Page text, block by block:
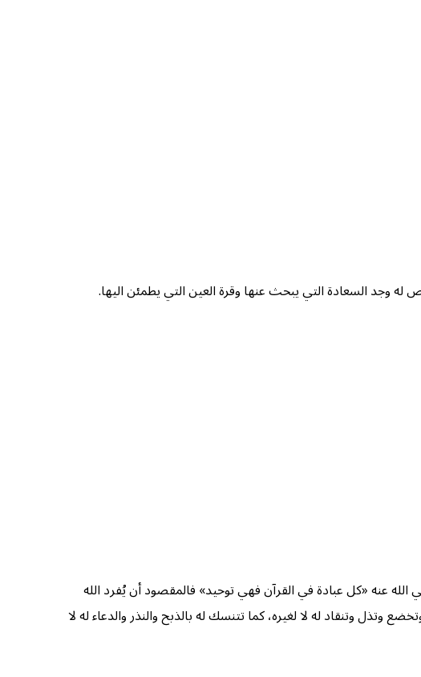
وجد السعادة التي يبحث عنها وقرة العين التي يطمئن اليها.
عنه «كل عبادة في القرآن فهي توحيد» فالمقصود أن يُفرد الله
وتذل وتنقاد له لا لغيره، كما تتنسك له بالذبح والنذر والدعاء له لا